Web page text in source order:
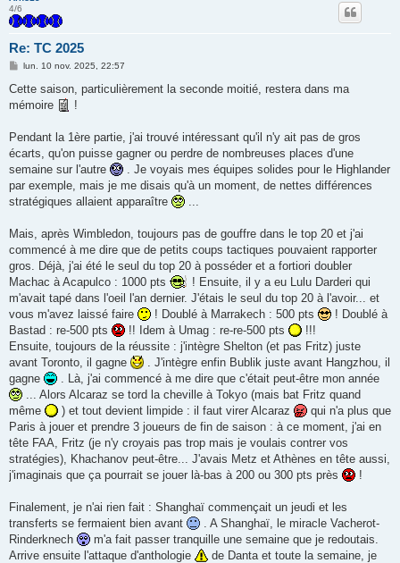
4/6
Re: TC 2025
M
s
a
lun. 10 nov. 2025, 22:57
Cette saison, particulièrement la seconde moitié, restera dans ma
mémoire
!
Pendant la 1ère partie, j'ai trouvé intéressant qu'il n'y ait pas de gros
écarts, qu'on puisse gagner ou perdre de nombreuses places d'une
semaine sur l'autre
. Je voyais mes équipes solides pour le Highlander
par exemple, mais je me disais qu'à un moment, de nettes différences
stratégiques allaient apparaître
Mais, après Wimbledon, toujours pas de gouffre dans le top 20 et j'ai
commencé à me dire que de petits coups tactiques pouvaient rapporter
gros. Déjà, j'ai été le seul du top 20 à posséder et a fortiori doubler
Machac à Acapulco : 1000 pts
! Ensuite, il y a eu Lulu Darderi qui
m'avait tapé dans l'oeil l'an dernier. J'étais le seul du top 20 à l'avoir... et
vous m'avez laissé faire
! Doublé à Marrakech : 500 pts
! Doublé à
Bastad : re-500 pts
!! Idem à Umag : re-re-500 pts
!!!
Ensuite, toujours de la réussite : j'intègre Shelton (et pas Fritz) juste
avant Toronto, il gagne
. J'intègre enfin Bublik juste avant Hangzhou, il
gagne
. Là, j'ai commencé à me dire que c'était peut-être mon année
... Alors Alcaraz se tord la cheville à Tokyo (mais bat Fritz quand
même
) et tout devient limpide : il faut virer Alcaraz
qui n'a plus que
Paris à jouer et prendre 3 joueurs de fin de saison : à ce moment, j'ai en
tête FAA, Fritz (je n'y croyais pas trop mais je voulais contrer vos
stratégies), Khachanov peut-être... J'avais Metz et Athènes en tête aussi,
j'imaginais que ça pourrait se jouer là-bas à 200 ou 300 pts près
!
Finalement, je n'ai rien fait : Shanghaï commençait un jeudi et les
transferts se fermaient bien avant
. A Shanghaï, le miracle Vacherot-
Rinderknech
m'a fait passer tranquille une semaine que je redoutais.
Arrive ensuite l'attaque d'anthologie
de Danta et toute la semaine, je